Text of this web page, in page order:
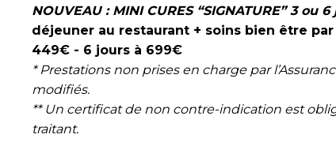
NOUVEAU : MINI CURES “SIGNATURE” 3 ou
déjeuner au restaurant + soins bien être
449€ - 6 jours à 699€
* Prestations non prises en charge par
modifiés.
** Un certificat de non contre-indication est
traitant.